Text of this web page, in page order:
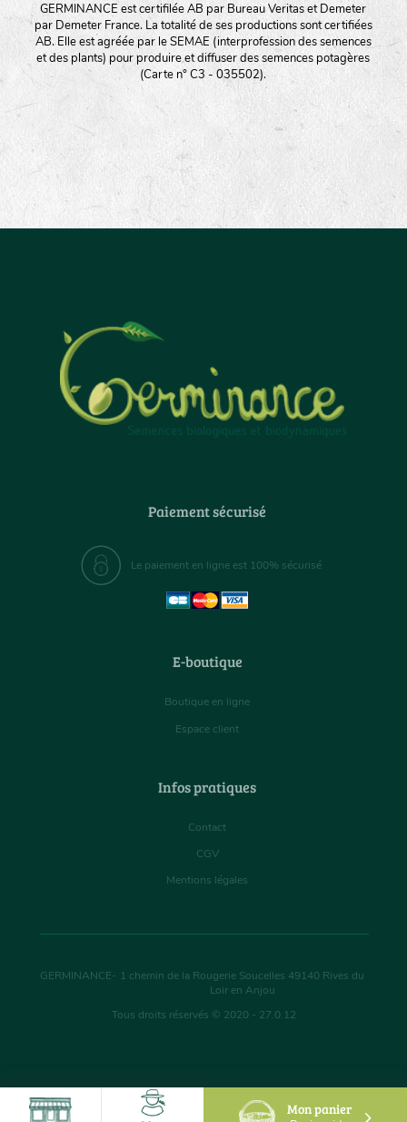
Mon panier
GERMINANCE est certifilée AB par Bureau Veritas et Demeter
par Demeter France. La totalité de ses productions sont certifiées
AB. Elle est agréée par le SEMAE (interprofession des semences
et des plants) pour produire et diffuser des semences potagères
(Carte n° C3 - 035502).
Paiement sécurisé
Le paiement en ligne est 100% sécurisé
E-boutique
Boutique en ligne
Espace client
Infos pratiques
Contact
CGV
Mentions légales
GERMINANCE- 1 chemin de la Rougerie Soucelles 49140 Rives du
Loir en Anjou
Tous droits réservés © 2020 - 27.0.12